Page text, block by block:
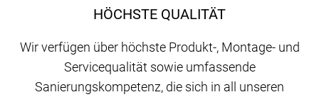
HÖCHSTE QUALITÄT
Wir verfügen über höchste Produkt-, Montage- und
Servicequalität sowie umfassende
Sanierungskompetenz, die sich in all unseren